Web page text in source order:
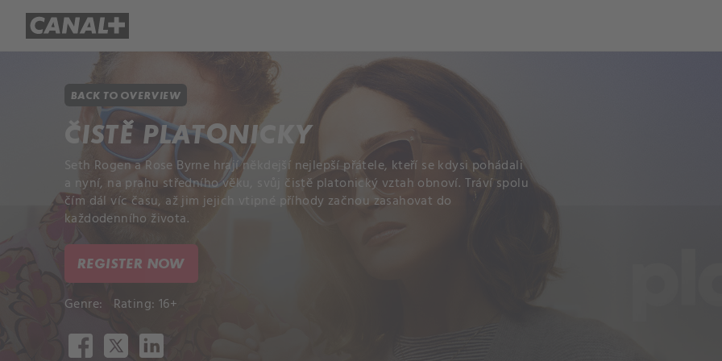
BACK TO OVERVIEW
ČISTĚ PLATONICKY
Seth Rogen a Rose Byrne hrají někdejší nejlepší přátele, kteří se kdysi pohádali
a nyní, na prahu středního věku, svůj čistě platonický vztah obnoví. Tráví spolu
čím dál víc času, až jim jejich vtipné příhody začnou zasahovat do
každodenního života.
REGISTER NOW
Genre: Rating: 16+